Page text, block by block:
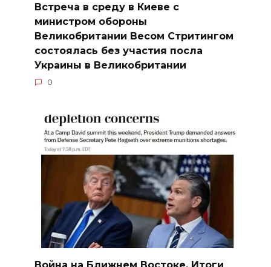
Встреча в среду в Киеве с
министром обороны
Великобритании Весом Стритингом
состоялась без участия посла
Украины в Великобритании
0